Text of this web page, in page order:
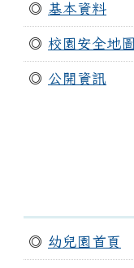
◎ 基本資料
◎ 校園安全地圖
◎ 公開資訊
◎ 幼兒園首頁